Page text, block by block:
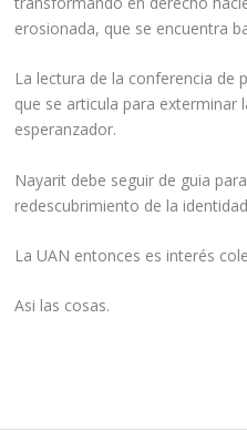
erosionada, que se encuentra
La lectura de la conferencia de
que se articula para exterminar
esperanzador.
Nayarit debe seguir de guia
redescubrimiento de la
La UAN entonces es interés
Asi las cosas.